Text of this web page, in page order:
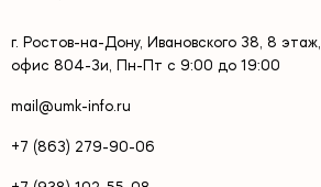
г. Ростов-на-Дону, Ивановского 38, 8 этаж,
офис 804-3и, Пн-Пт с 9:00 до 19:00
mail@umk-info.ru
+7 (863) 279-90-06